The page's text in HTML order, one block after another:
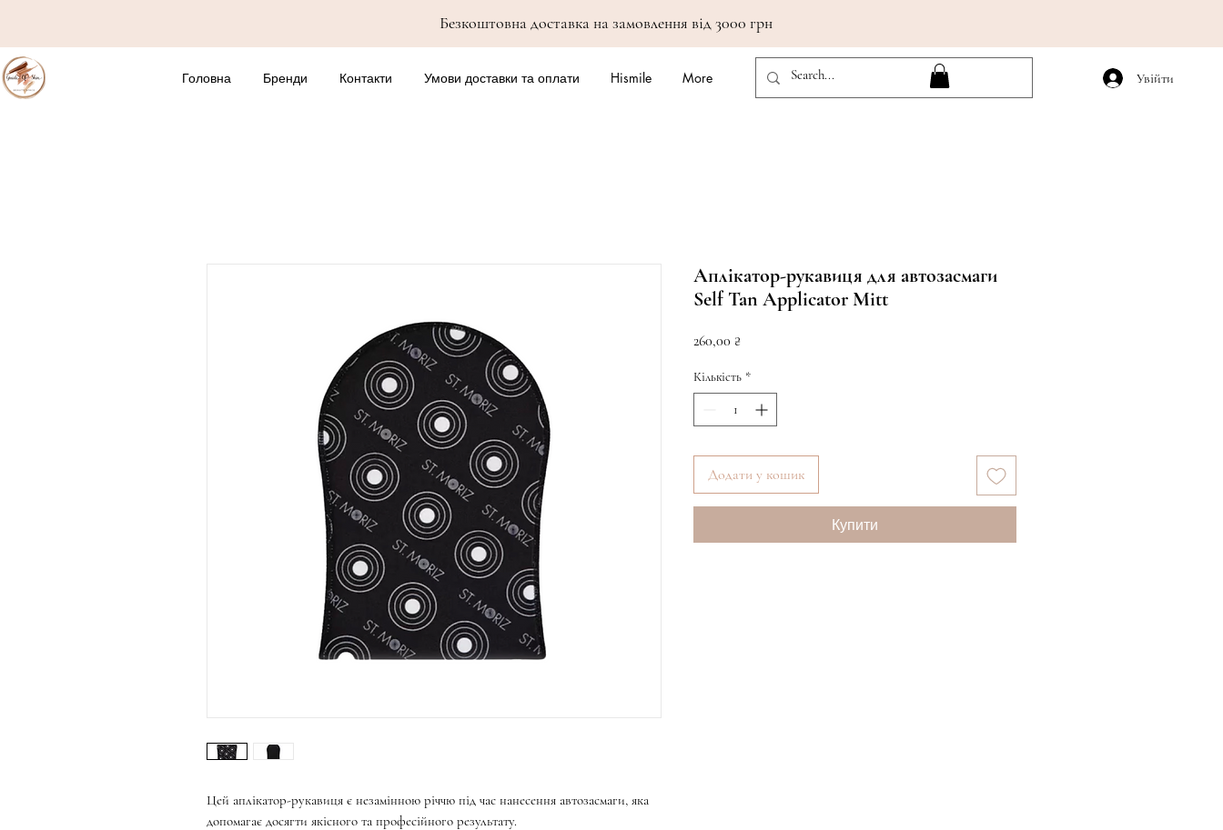
Безкоштовна доставка на замовлення від 3000 грн
Головна Бренди Контакти Умови доставки та оплати Hismile More Увійти
Цей аплікатор-рукавиця є незамінною річчю під час нанесення автозасмаги, яка
допомагає досягти якісного та професійного результату.
Аплікатор-рукавиця для автозасмаги
Self Tan Applicator Mitt
260,00 ₴
Кількість *
Додати у кошик
Купити